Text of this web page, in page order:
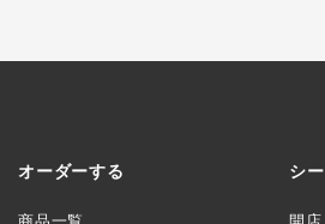
オーダーする シ